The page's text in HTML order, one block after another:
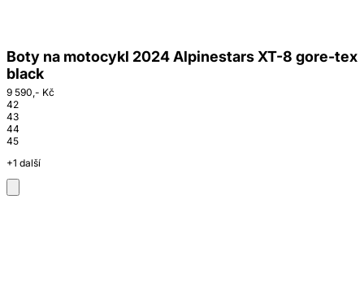
Boty na motocykl 2024 Alpinestars XT-8 gore-tex
black
9 590,- Kč
42
43
44
45
+1 další